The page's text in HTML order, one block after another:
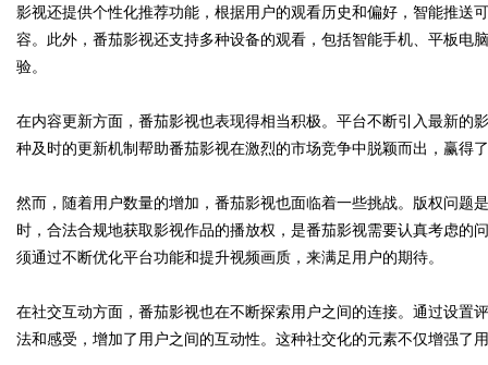
ar
影视还提供个性化推荐功能，根据用户的观看历史和偏好，智能推送
容。此外，番茄影视还支持多种设备的观看，包括智能手机、平板电
验。
在内容更新方面，番茄影视也表现得相当积极。平台不断引入最新的
种及时的更新机制帮助番茄影视在激烈的市场竞争中脱颖而出，赢得
然而，随着用户数量的增加，番茄影视也面临着一些挑战。版权问题
时，合法合规地获取影视作品的播放权，是番茄影视需要认真考虑的
须通过不断优化平台功能和提升视频画质，来满足用户的期待。
在社交互动方面，番茄影视也在不断探索用户之间的连接。通过设置
法和感受，增加了用户之间的互动性。这种社交化的元素不仅增强了